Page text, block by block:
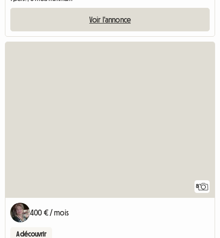
Voir l'annonce
8
400 € / mois
A découvrir